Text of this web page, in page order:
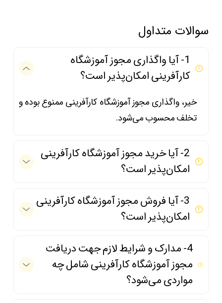
سوالات متداول
1- آیا واگذاری مجوز آموزشگاه
کارآفرینی امکان‌پذیر است؟
خیر، واگذاری مجوز آموزشگاه کارآفرینی ممنوع بوده و
تخلف محسوب می‌شود.
2- آیا خرید مجوز آموزشگاه کارآفرینی
امکان‌پذیر است؟
3- آیا فروش مجوز آموزشگاه کارآفرینی
امکان‌پذیر است؟
4- مدارک و شرایط لازم جهت دریافت
مجوز آموزشگاه کارآفرینی شامل چه
مواردی می‌شود؟